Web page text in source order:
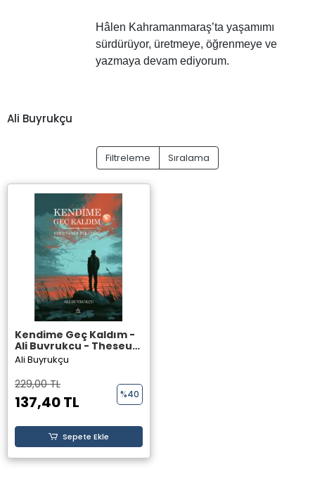
Hâlen Kahramanmaraş’ta yaşamımı
sürdürüyor, üretmeye, öğrenmeye ve
yazmaya devam ediyorum.
Ali Buyrukçu
Filtreleme Sıralama
Kendime Geç Kaldım -
Ali Buyrukçu - Theseus
Yayınevi
Ali Buyrukçu
229,00 TL
137,40 TL %40
Sepete Ekle